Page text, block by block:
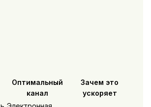
Оптимальный
канал
Зачем это
ускоряет